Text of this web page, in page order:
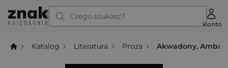
Czego szukasz?
Konto
Katalog Literatura Proza Akwadony,